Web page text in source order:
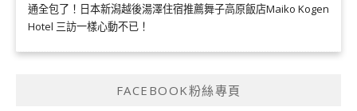
通全包了！日本新潟越後湯澤住宿推薦舞子高原飯店Maiko Kogen
Hotel 三訪一樣心動不已！
FACEBOOK粉絲專頁